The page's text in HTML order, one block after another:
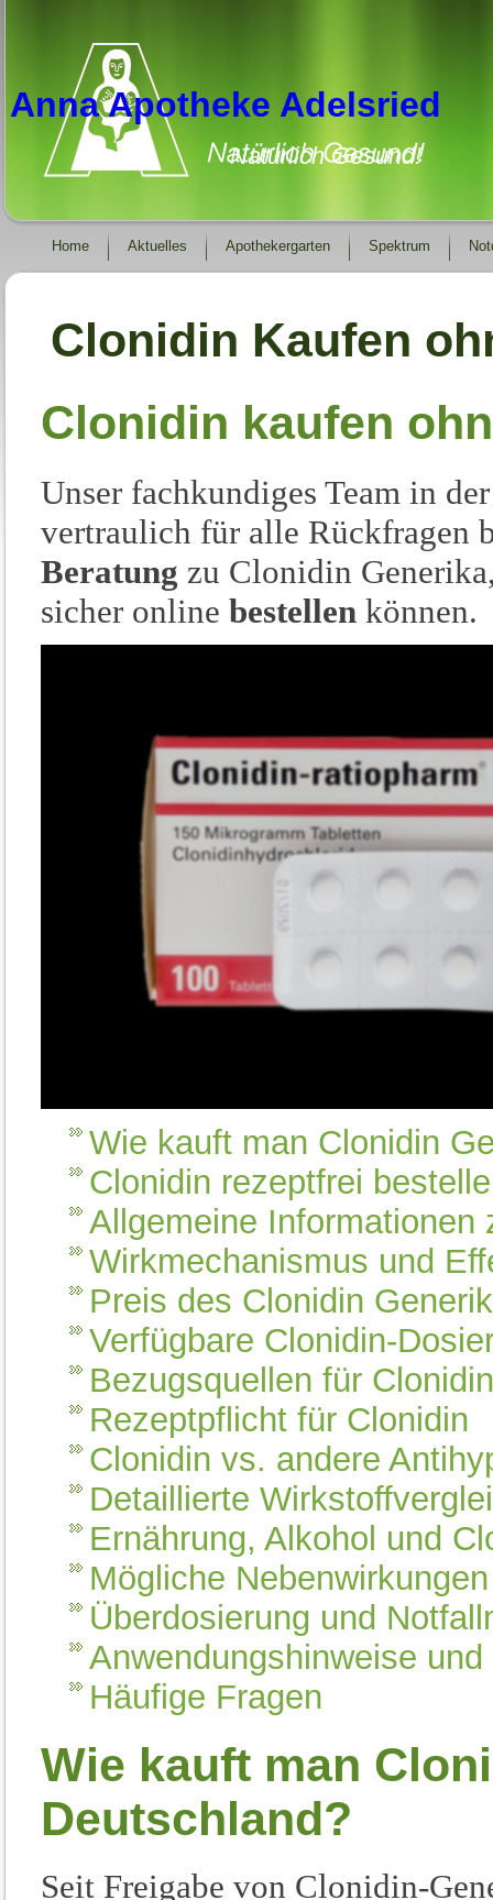
Anna Apotheke Adelsried
Natürlich Gesund!
Home Aktuelles Apothekergarten Spektrum
Clonidin Kaufen
Clonidin kaufen
Unser fachkundiges Team in
vertraulich für alle Rückfragen
Beratung zu Clonidin
sicher online bestellen können.
Wie kauft man Clonidin
Clonidin rezeptfrei
Allgemeine Informationen
Wirkmechanismus und
Preis des Clonidin
Verfügbare Clonidin-
Bezugsquellen für
Rezeptpflicht für Clonidin
Clonidin vs. andere
Detaillierte
Ernährung, Alkohol und
Mögliche Nebenwirkungen
Überdosierung und
Anwendungshinweise
Häufige Fragen
Wie kauft man
Deutschland?
Seit Freigabe von Clonidin-